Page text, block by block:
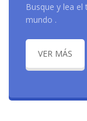
Busque y lea
mundo
VER MÁS